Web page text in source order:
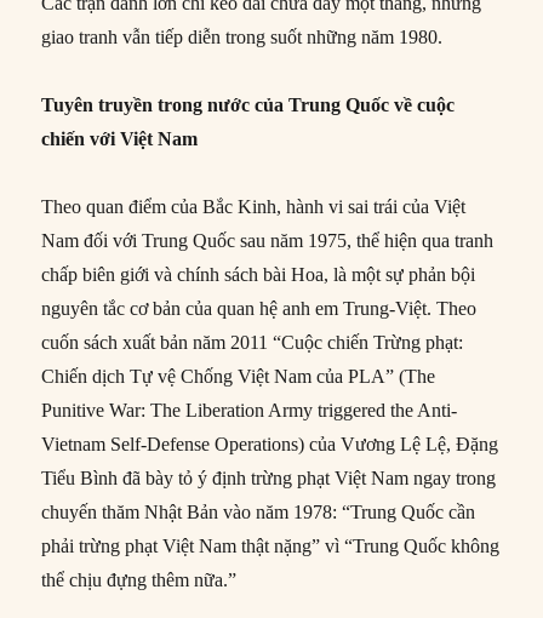
giao tranh vẫn tiếp diễn trong suốt những năm 1980.
Tuyên truyền trong nước của Trung Quốc về cuộc
chiến với Việt Nam
Theo quan điểm của Bắc Kinh, hành vi sai trái của Việt
Nam đối với Trung Quốc sau năm 1975, thể hiện qua tranh
chấp biên giới và chính sách bài Hoa, là một sự phản bội
nguyên tắc cơ bản của quan hệ anh em Trung-Việt. Theo
cuốn sách xuất bản năm 2011 “Cuộc chiến Trừng phạt:
Chiến dịch Tự vệ Chống Việt Nam của PLA” (The
Punitive War: The Liberation Army triggered the Anti-
Vietnam Self-Defense Operations) của Vương Lệ Lệ, Đặng
Tiểu Bình đã bày tỏ ý định trừng phạt Việt Nam ngay trong
chuyến thăm Nhật Bản vào năm 1978: “Trung Quốc cần
phải trừng phạt Việt Nam thật nặng” vì “Trung Quốc không
thể chịu đựng thêm nữa.”